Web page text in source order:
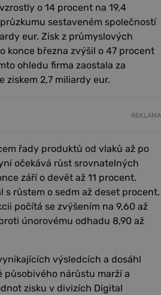
o 14 procent na 19,4
sestaveném společností
eur. Zisk z průmyslových
konce března zvýšil o 47 procent
ohledu firma zaostala za
ziskem 2,7 miliardy eur.
REKLAMA
řady produktů od vlaků až po
očekává růst srovnatelných
září o devět až 11 procent.
s růstem o sedm až deset procent.
počítá se zvýšením na 9,60 až
únorovému odhadu 8,90 až
výsledcích a dosáhl
působivého nárůstu marží a
zisku v divizích Digital